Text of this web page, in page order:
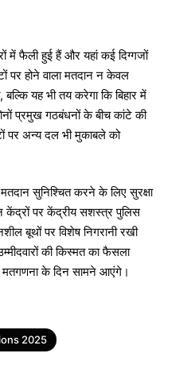
में फैली हुई हैं और यहां कई दिग्गजों
पर होने वाला मतदान न केवल
यह भी तय करेगा कि बिहार में
प्रमुख गठबंधनों के बीच कांटे की
पर अन्य दल भी मुकाबले को
सुनिश्चित करने के लिए सुरक्षा
पर केंद्रीय सशस्त्र पुलिस
बूथों पर विशेष निगरानी रखी
की किस्मत का फैसला
के दिन सामने आएंगे।
2025